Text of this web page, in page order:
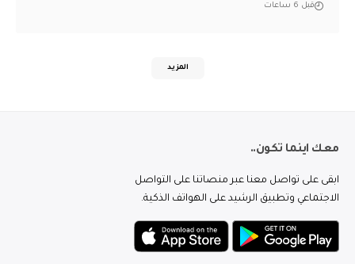
قبل 6 ساعات
المزيد
معك اينما تكون..
ابقى على تواصل معنا عبر منصاتنا على التواصل
الاجتماعي وتطبيق الرشيد على الهواتف الذكية.